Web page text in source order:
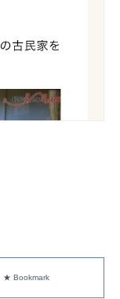
★ Bookmark